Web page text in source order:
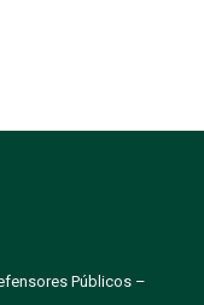
Públicos –